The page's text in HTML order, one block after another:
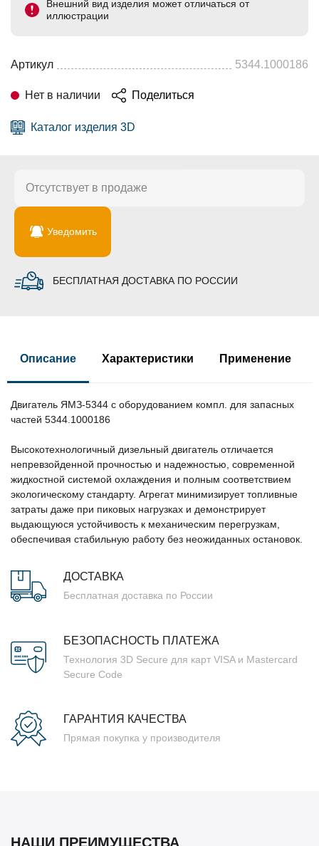
Внешний вид изделия может отличаться от
иллюстрации
Артикул 5344.1000186
Нет в наличии Поделиться
Каталог изделия 3D
Отсутствует в продаже
Уведомить
БЕСПЛАТНАЯ ДОСТАВКА ПО РОССИИ
Описание Характеристики Применение
Двигатель ЯМЗ-5344 с оборудованием компл. для запасных
частей 5344.1000186
Высокотехнологичный дизельный двигатель отличается
непревзойденной прочностью и надежностью, современной
жидкостной системой охлаждения и полным соответствием
экологическому стандарту. Агрегат минимизирует топливные
затраты даже при пиковых нагрузках и демонстрирует
выдающуюся устойчивость к механическим перегрузкам,
обеспечивая стабильную работу без неожиданных остановок.
ДОСТАВКА
Бесплатная доставка по России
БЕЗОПАСНОСТЬ ПЛАТЕЖА
Технология 3D Secure для карт VISA и Mastercard
Secure Code
ГАРАНТИЯ КАЧЕСТВА
Прямая покупка у производителя
НАШИ ПРЕИМУЩЕСТВА